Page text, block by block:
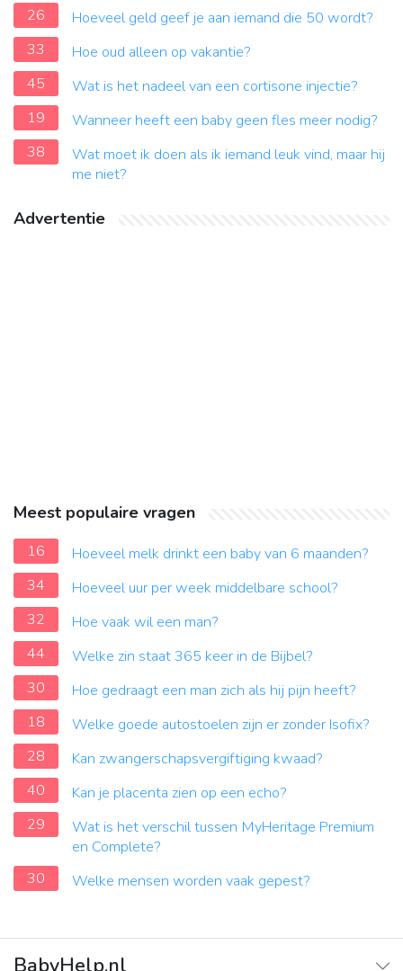
26
Hoeveel geld geef je aan iemand die 50 wordt?
33
Hoe oud alleen op vakantie?
45
Wat is het nadeel van een cortisone injectie?
19
Wanneer heeft een baby geen fles meer nodig?
38
Wat moet ik doen als ik iemand leuk vind, maar hij
me niet?
Advertentie
Meest populaire vragen
16
Hoeveel melk drinkt een baby van 6 maanden?
34
Hoeveel uur per week middelbare school?
32
Hoe vaak wil een man?
44
Welke zin staat 365 keer in de Bijbel?
30
Hoe gedraagt ​​een man zich als hij pijn heeft?
18
Welke goede autostoelen zijn er zonder Isofix?
28
Kan zwangerschapsvergiftiging kwaad?
40
Kan je placenta zien op een echo?
29
Wat is het verschil tussen MyHeritage Premium
en Complete?
30
Welke mensen worden vaak gepest?